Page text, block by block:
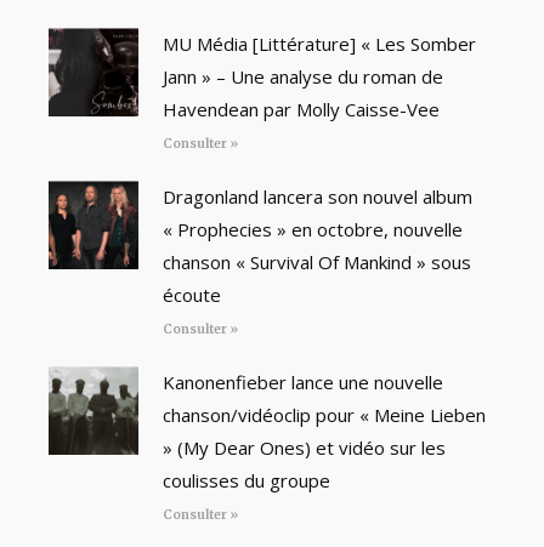
MU Média [Littérature] « Les Somber
Jann » – Une analyse du roman de
Havendean par Molly Caisse-Vee
Consulter »
Dragonland lancera son nouvel album
« Prophecies » en octobre, nouvelle
chanson « Survival Of Mankind » sous
écoute
Consulter »
Kanonenfieber lance une nouvelle
chanson/vidéoclip pour « Meine Lieben
» (My Dear Ones) et vidéo sur les
coulisses du groupe
Consulter »